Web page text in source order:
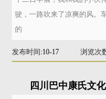
驶，一路吹来了凉爽的风。
的
发布时间 :10-17 浏览次
四川巴中康氏文